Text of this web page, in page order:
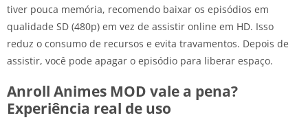
tiver pouca memória, recomendo baixar os episódios em
qualidade SD (480p) em vez de assistir online em HD. Isso
reduz o consumo de recursos e evita travamentos. Depois de
assistir, você pode apagar o episódio para liberar espaço.
Anroll Animes MOD vale a pena?
Experiência real de uso